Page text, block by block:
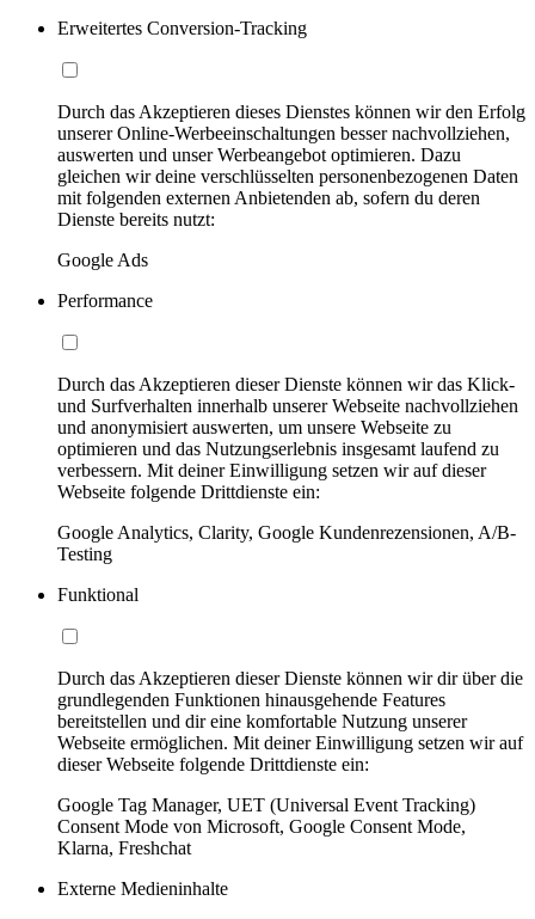
Erweitertes Conversion-Tracking
Durch das Akzeptieren dieses Dienstes können wir den Erfolg
unserer Online-Werbeeinschaltungen besser nachvollziehen,
auswerten und unser Werbeangebot optimieren. Dazu
gleichen wir deine verschlüsselten personenbezogenen Daten
mit folgenden externen Anbietenden ab, sofern du deren
Dienste bereits nutzt:
Google Ads
Performance
Durch das Akzeptieren dieser Dienste können wir das Klick-
und Surfverhalten innerhalb unserer Webseite nachvollziehen
und anonymisiert auswerten, um unsere Webseite zu
optimieren und das Nutzungserlebnis insgesamt laufend zu
verbessern. Mit deiner Einwilligung setzen wir auf dieser
Webseite folgende Drittdienste ein:
Google Analytics, Clarity, Google Kundenrezensionen, A/B-
Testing
Funktional
Durch das Akzeptieren dieser Dienste können wir dir über die
grundlegenden Funktionen hinausgehende Features
bereitstellen und dir eine komfortable Nutzung unserer
Webseite ermöglichen. Mit deiner Einwilligung setzen wir auf
dieser Webseite folgende Drittdienste ein:
Google Tag Manager, UET (Universal Event Tracking)
Consent Mode von Microsoft, Google Consent Mode,
Klarna, Freshchat
Externe Medieninhalte